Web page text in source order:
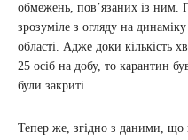
обмежень, пов’язаних із ним.
зрозуміле з огляду на
області. Адже доки кількість
25 осіб на добу, то карантин
були закриті.
Тепер же, згідно з даними,